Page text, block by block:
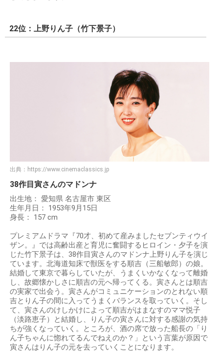
22位：上野りん子（竹下景子）
出典： https://www.cinemaclassics.jp
38作目寅さんのマドンナ
出生地： 愛知県 名古屋市 東区
生年月日： 1953年9月15日
身長： 157 cm
プレミアムドラマ『70才、初めて産みましたセブンティウイ
ザン。』では高齢出産と育児に奮闘するヒロイン・夕子を演
じた竹下景子は、38作目寅さんのマドンナ上野りん子を演じ
ています。北海道知床で獣医をする順吉（三船敏郎）の娘。
結婚して東京で暮らしていたが、うまくいかなくなって離婚
し、故郷懐かしさに順吉の元へ帰ってくる。寅さんとは順吉
の実家で出会う。寅さんがコミュニケーションのとれない順
吉とりん子の間に入ってうまくバランスを取っていく。そし
て、寅さんのけしかけによって順吉がはまなすのママ悦子
（淡路恵子）と結婚し、りん子の寅さんに対する感謝の気持
ちが強くなっていく。ところが、酒の席で放った船長の「り
ん子ちゃんに惚れてるんでねえのか？」という言葉が原因で
寅さんはりん子の元を去っていくことになります。